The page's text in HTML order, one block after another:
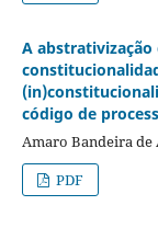
A
código de
Amaro Bandeira
PDF